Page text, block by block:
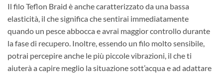
Il filo Teflon Braid è anche caratterizzato da una bassa
elasticità, il che significa che sentirai immediatamente
quando un pesce abbocca e avrai maggior controllo durante
la fase di recupero. Inoltre, essendo un filo molto sensibile,
potrai percepire anche le più piccole vibrazioni, il che ti
aiuterà a capire meglio la situazione sott’acqua e ad adattare